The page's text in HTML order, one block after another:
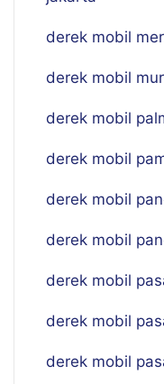
derek mobil
derek mobil
derek mobil
derek mobil
derek mobil
derek mobil
derek mobil
derek mobil
derek mobil